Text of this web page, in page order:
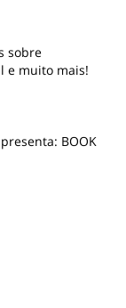
sobre
e muito mais!
BOOK